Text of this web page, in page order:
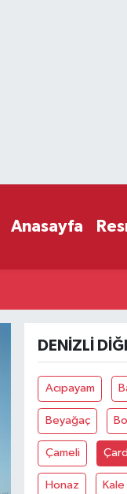
Anasayfa
DENIZLI
Acıpayam
Beyağaç
Çameli
Honaz Kale